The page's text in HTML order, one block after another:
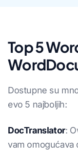
Top 5
Dostupne su
evo 5 najboljih:
DocTranslator:
vam omogućava